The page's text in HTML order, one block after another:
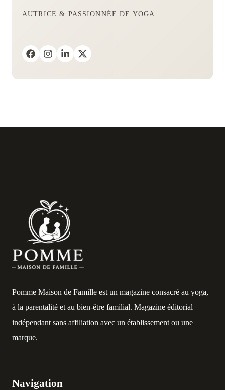
AUTRICE & PASSIONNÉE DE YOGA
Pomme Maison de Famille est un magazine consacré au yoga,
à la parentalité et au bien-être familial. Magazine éditorial
indépendant sans affiliation avec un établissement ou une
marque.
Navigation